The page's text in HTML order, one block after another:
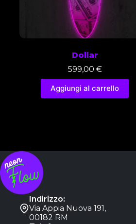
Dollar
599,00 €
Aggiungi al carrello
Indirizzo:
Via Appia Nuova 191,
00182 RM